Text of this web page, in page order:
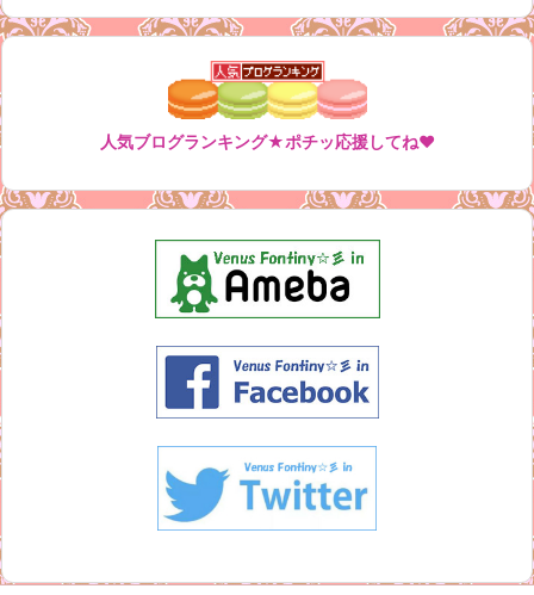
人気ブログランキング★ポチッ応援してね♥